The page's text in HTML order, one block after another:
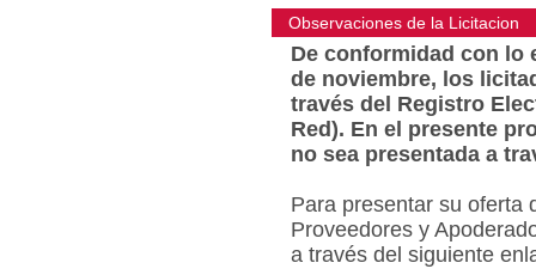
Observaciones de la Licitacion
De conformidad con lo
de noviembre, los
través del Registro
Red). En el presente
no sea presentada a
Para presentar su oferta
Proveedores y
a través del siguiente